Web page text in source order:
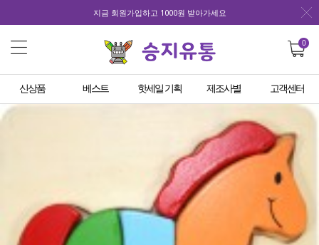
지금 회원가입하고 1000원 받아가세요
0
신상품 베스트 핫세일 기획 제조사별 고객센터